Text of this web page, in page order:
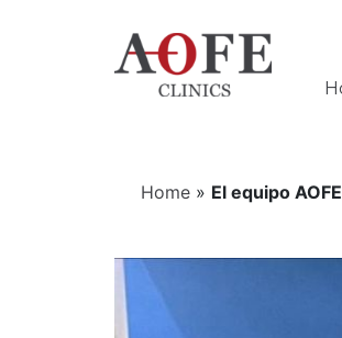
Home » El equipo